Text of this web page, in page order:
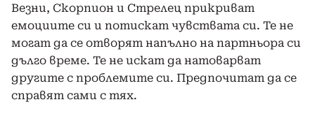
Везни, Скорпион и Стрелец прикриват
емоциите си и потискат чувствата си. Те не
могат да се отворят напълно на партньора си
дълго време. Те не искат да натоварват
другите с проблемите си. Предпочитат да се
справят сами с тях.